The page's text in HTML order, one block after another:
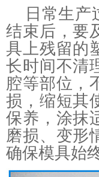
日常生
结束后，要
具上残留的
长时间不清
腔等部位，
损，缩短其
保养，涂抹
磨损、变形
确保模具始